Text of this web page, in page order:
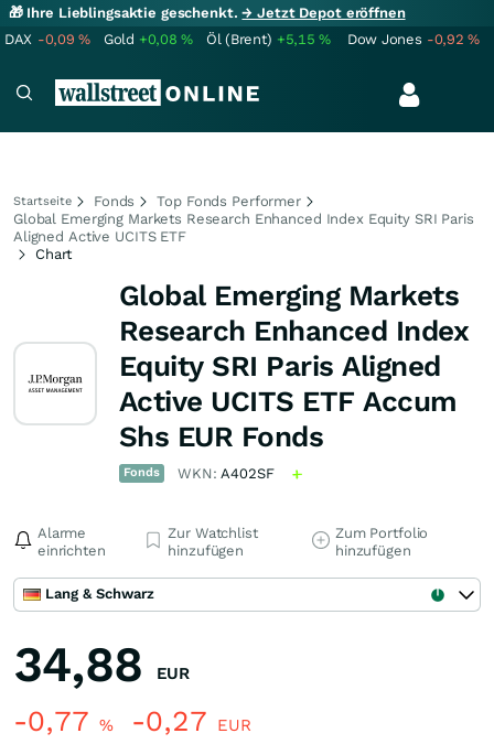
🎁 Ihre Lieblingsaktie geschenkt.→ Jetzt Depot eröffnen
DAX -0,09% Gold +0,08% Öl (Brent) +5,15% Dow Jones -0,92%
Startseite Fonds
Top Fonds Performer
Global Emerging Markets Research Enhanced Index Equity SRI Paris
Aligned Active UCITS ETF
Chart
Global Emerging Markets
Research Enhanced Index
Equity SRI Paris Aligned
Active UCITS ETF Accum
Shs EUR Fonds
Fonds WKN:A402SF
Alarme
einrichten
Zur Watchlist
hinzufügen
Zum Portfolio
hinzufügen
Lang & Schwarz
34,88 EUR
-0,77 % -0,27 EUR